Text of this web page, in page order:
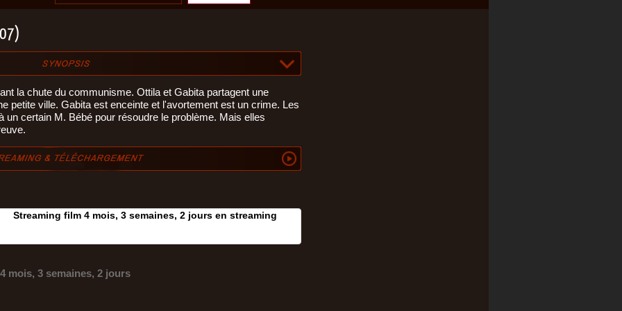
la chute du communisme. Ottila et Gabita partagent une
petite ville. Gabita est enceinte et l'avortement est un crime. Les
un certain M. Bébé pour résoudre le problème. Mais elles
Streaming film 4 mois, 3 semaines, 2 jours en streaming
4 mois, 3 semaines, 2 jours